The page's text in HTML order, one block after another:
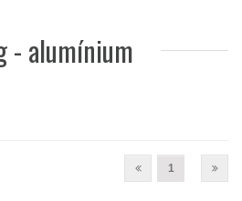
- alumínium
1